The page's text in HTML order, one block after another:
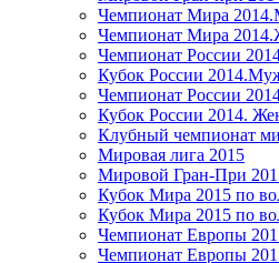
Чемпионат Мира
Чемпионат Мира
Чемпионат России
Кубок России
Чемпионат России
Кубок России 2014.
Клубный чемпионат
Мировая лига 2015
Мировой Гран-При
Кубок Мира 2015 по
Кубок Мира 2015 по
Чемпионат Европы
Чемпионат Европы